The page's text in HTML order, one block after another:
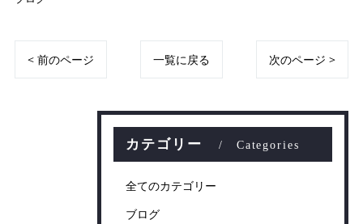
< 前のページ 一覧に戻る 次のページ >
カテゴリー Categories
全てのカテゴリー
ブログ